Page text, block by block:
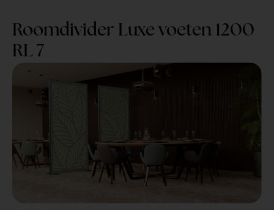
Roomdivider Luxe voeten 1200
RL 7